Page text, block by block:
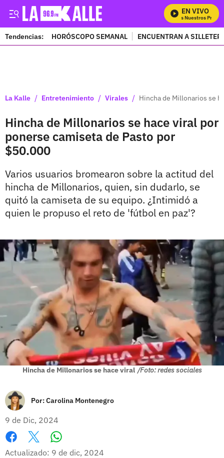
EN VIVO
Mira Todos Nuestros
Tendencias: HORÓSCOPO SEMANAL ENCUENTRAN A
La Kalle / Entretenimiento / Virales / Hincha de Millonarios se
Hincha de Millonarios se hace viral por
ponerse camiseta de Pasto por
$50.000
Varios usuarios bromearon sobre la actitud del
hincha de Millonarios, quien, sin dudarlo, se
quitó la camiseta de su equipo. ¿Intimidó a
quien le propuso el reto de 'fútbol en paz'?
Hincha de Millonarios se hace viral /Foto: redes sociales
Por:Carolina Montenegro
9 de Dic, 2024
Facebook
X
Actualizado: 9 de dic, 2024